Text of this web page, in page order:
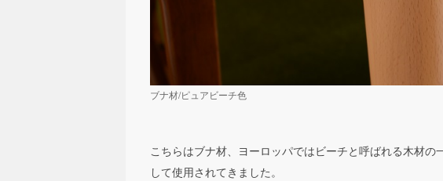
ブナ材/ピュアビーチ色
こちらはブナ材、ヨーロッパではビーチと呼ばれる木材
して使用されてきました。